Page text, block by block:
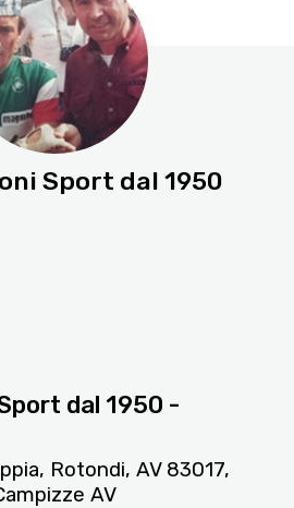
Sport dal 1950
dal 1950 -
Rotondi, AV 83017,
AV